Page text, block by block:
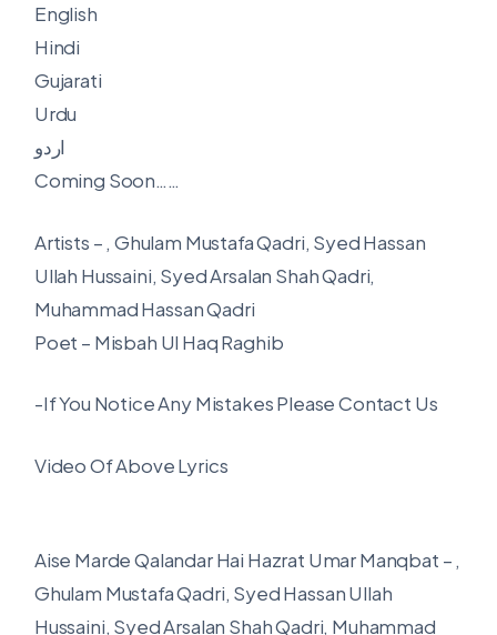
English
Hindi
Gujarati
Urdu
اردو
Coming Soon……
Artists – , Ghulam Mustafa Qadri, Syed Hassan
Ullah Hussaini, Syed Arsalan Shah Qadri,
Muhammad Hassan Qadri
Poet – Misbah Ul Haq Raghib
-If You Notice Any Mistakes Please Contact Us
Video Of Above Lyrics
Aise Marde Qalandar Hai Hazrat Umar Manqbat – ,
Ghulam Mustafa Qadri, Syed Hassan Ullah
Hussaini, Syed Arsalan Shah Qadri, Muhammad